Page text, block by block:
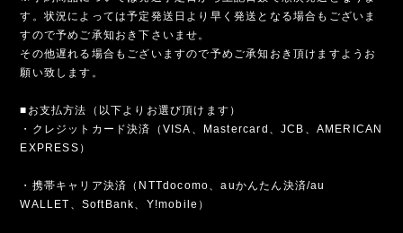
す。状況によっては予定発送日より早く発送となる場合もございま
すので予めご承知おき下さいませ。
その他遅れる場合もございますので予めご承知おき頂けますようお
願い致します。
■お支払方法（以下よりお選び頂けます）
・クレジットカード決済（VISA、Mastercard、JCB、AMERICAN
EXPRESS）
・携帯キャリア決済（NTTdocomo、auかんたん決済/au
WALLET、SoftBank、Y!mobile）